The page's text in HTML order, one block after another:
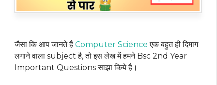
जैसा कि आप जानते हैंComputer Science एक बहुत ही दिमाग
लगाने वाला subject है, तो इस लेख में हमने Bsc 2nd Year
Important Questions साझा किये है।